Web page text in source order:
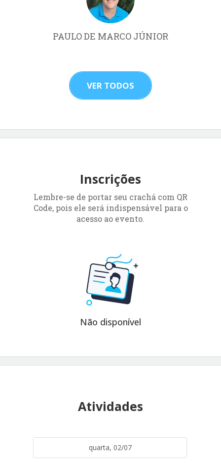
PAULO DE MARCO JÚNIOR
VER TODOS
Inscrições
Lembre-se de portar seu crachá com QR
Code, pois ele será indispensável para o
acesso ao evento.
Não disponível
Atividades
quarta, 02/07